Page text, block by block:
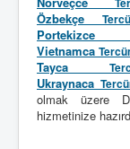
Özbekçe
Portekizce
Vietnamca
Tayca
Ukraynaca
olmak üzere
hizmetinize